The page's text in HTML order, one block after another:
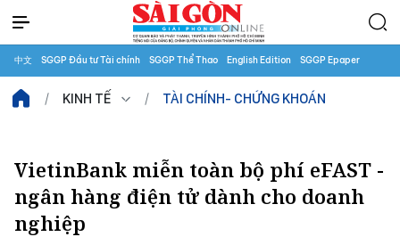
中文 SGGP Đầu tư Tài chính SGGP Thể Thao English Edition SGGP Epaper
KINH TẾ TÀI CHÍNH- CHỨNG KHOÁN
VietinBank miễn toàn bộ phí eFAST -
ngân hàng điện tử dành cho doanh
nghiệp